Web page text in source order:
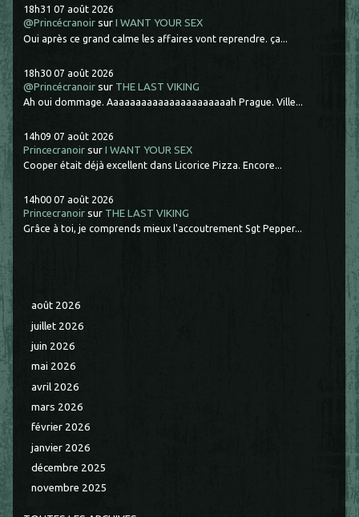
18h31 07 août 2026
@Princécranoir surI WANT YOUR SEX
Oui après ce grand calme les affaires vont reprendre. ça...
18h30 07 août 2026
@Princécranoir sur THE LAST VIKING
Ah oui dommage. Aaaaaaaaaaaaaaaaaaaaaah Prague. Ville...
14h09 07 août 2026
Princecranoir surI WANT YOUR SEX
Cooper était déjà excellent dans Licorice Pizza. Encore...
14h00 07 août 2026
Princecranoir sur THE LAST VIKING
Grâce à toi, je comprends mieux l'accoutrement Sgt Pepper...
août 2026
juillet 2026
juin 2026
mai 2026
avril 2026
mars 2026
février 2026
janvier 2026
décembre 2025
novembre 2025